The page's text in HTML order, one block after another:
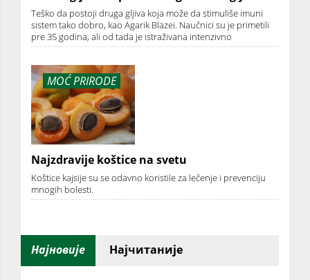
Teško da postoji druga gljiva koja može da stimuliše imuni
sistem tako dobro, kao Agarik Blazei. Naučnici su je primetili
pre 35 godina, ali od tada je istraživana intenzivno
MOĆ PRIRODE
Najzdravije koštice na svetu
Koštice kajsije su se odavno koristile za lečenje i prevenciju
mnogih bolesti.
Најновије Најчитаније